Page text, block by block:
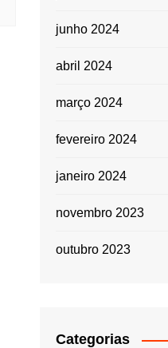
junho 2024
abril 2024
março 2024
fevereiro 2024
janeiro 2024
novembro 2023
outubro 2023
Categorias